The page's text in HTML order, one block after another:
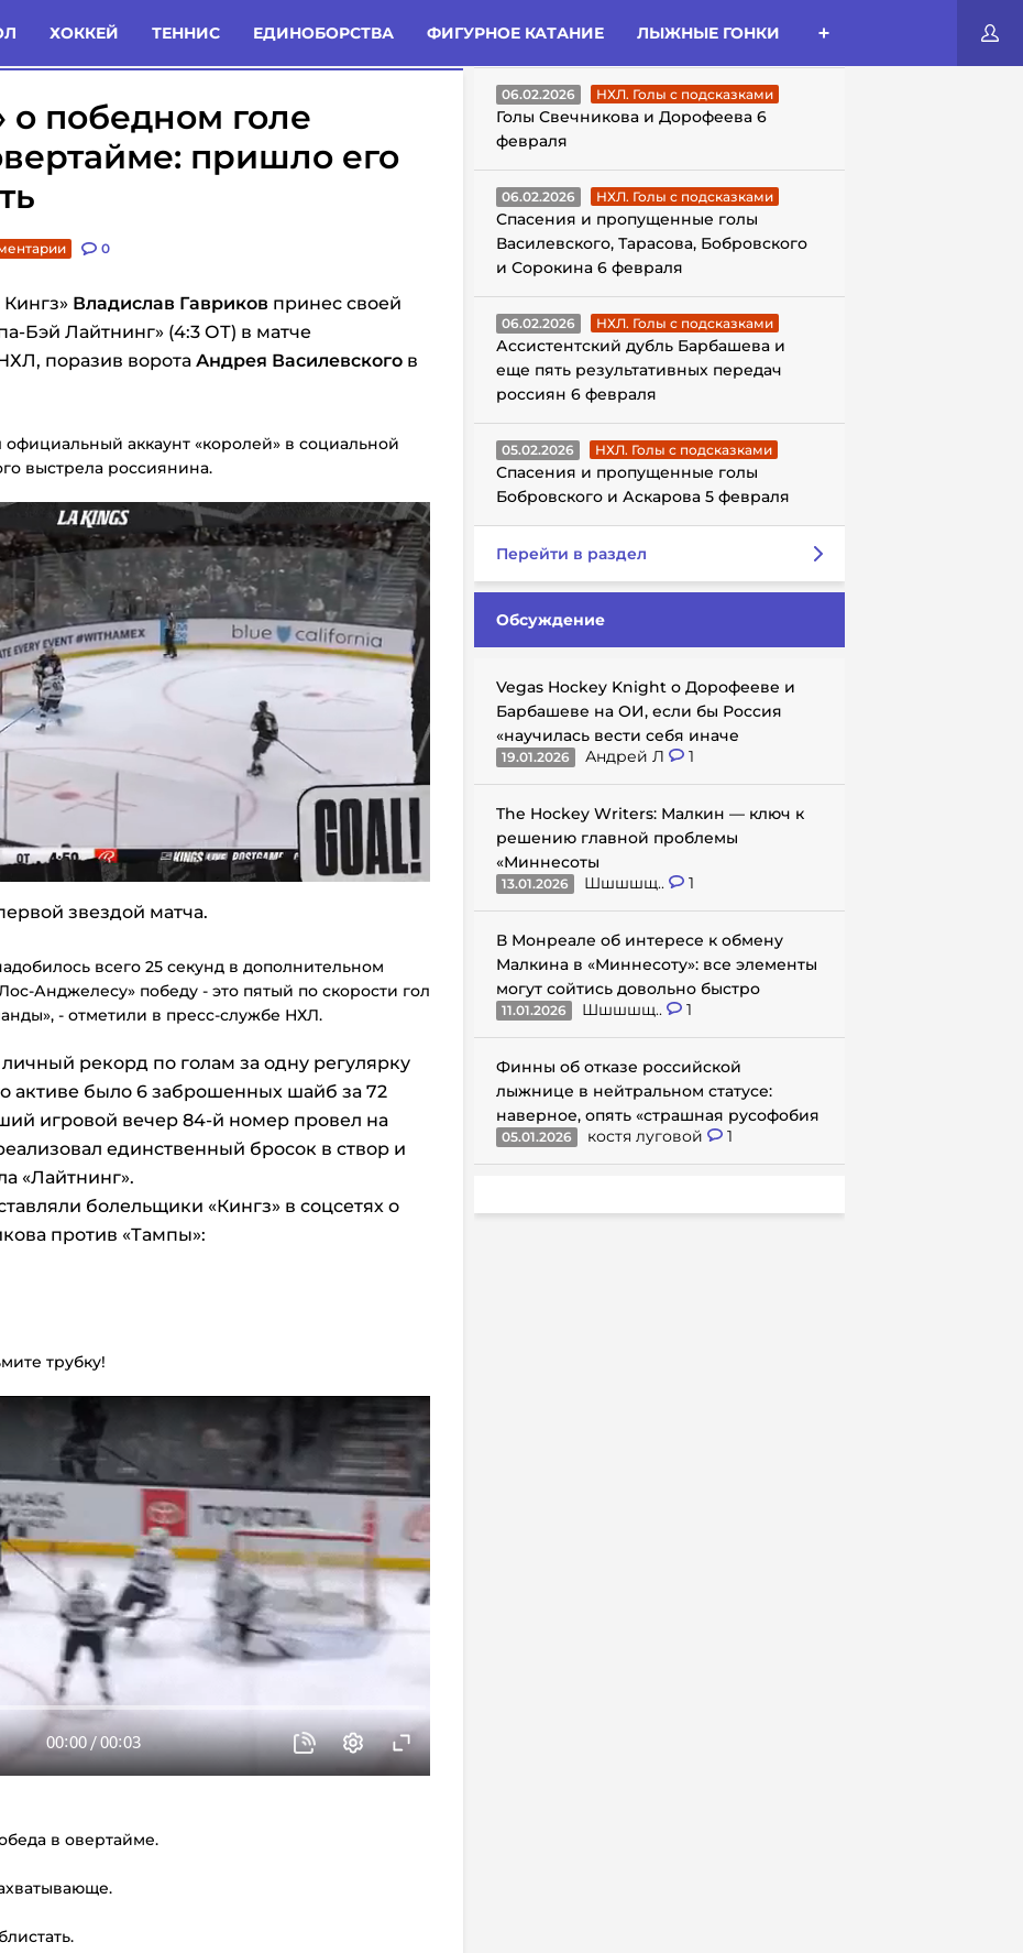
ХОККЕЙ ТЕННИС ЕДИНОБОРСТВА ФИГУРНОЕ КАТАНИЕ ЛЫЖНЫЕ ГОНКИ
Статьи Комменты Новости
победном голе
пришло его
0
Владислав Гавриков принес своей
Бэй Лайтнинг» (4:3 ОТ) в матче
поразив ворота Андрея Василевского в
официальный аккаунт «королей» в социальной
выстрела россиянина.
звездой матча.
всего 25 секунд в дополнительном
Анджелесу» победу - это пятый по скорости гол
- отметили в пресс-службе НХЛ.
рекорд по голам за одну регулярку
активе было 6 заброшенных шайб за 72
игровой вечер 84-й номер провел на
единственный бросок в створ и
«Лайтнинг».
болельщики «Кингз» в соцсетях о
против «Тампы»:
трубку!
в овертайме.
ГОЛЫ С ПОДСКАЗКАМИ
06.02.2026 НХЛ. Голы с подсказками
Голы Свечникова и Дорофеева 6
февраля
06.02.2026 НХЛ. Голы с подсказками
Спасения и пропущенные голы
Василевского, Тарасова, Бобровского
и Сорокина 6 февраля
06.02.2026 НХЛ. Голы с подсказками
Ассистентский дубль Барбашева и
еще пять результативных передач
россиян 6 февраля
05.02.2026 НХЛ. Голы с подсказками
Спасения и пропущенные голы
Бобровского и Аскарова 5 февраля
Перейти в раздел
Обсуждение
Vegas Hockey Knight о Дорофееве и
Барбашеве на ОИ, если бы Россия
«научилась вести себя иначе
19.01.2026 Андрей Л 1
The Hockey Writers: Малкин — ключ к
решению главной проблемы
«Миннесоты
13.01.2026 Шшшшщ.. 1
В Монреале об интересе к обмену
Малкина в «Миннесоту»: все элементы
могут сойтись довольно быстро
11.01.2026 Шшшшщ.. 1
Финны об отказе российской
лыжнице в нейтральном статусе:
наверное, опять «страшная русофобия
05.01.2026 костя луговой 1